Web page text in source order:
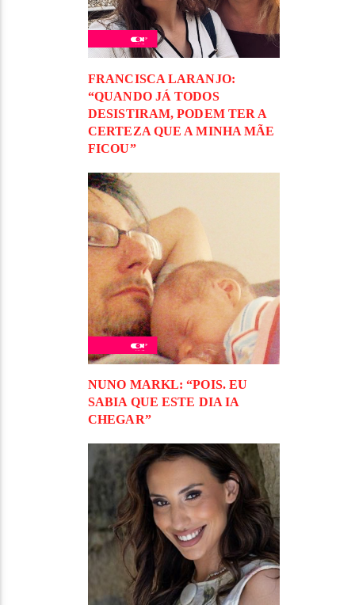
FRANCISCA LARANJO:
“QUANDO JÁ TODOS
DESISTIRAM, PODEM TER A
CERTEZA QUE A MINHA MÃE
FICOU”
NUNO MARKL: “POIS. EU
SABIA QUE ESTE DIA IA
CHEGAR”